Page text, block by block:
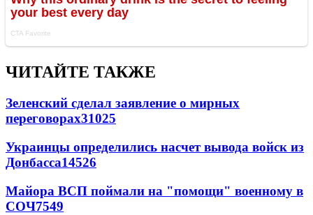
ЧИТАЙТЕ ТАКЖЕ
Зеленский сделал заявление о мирных
переговорах31025
Украинцы определились насчет вывода войск из
Донбасса14526
Майора ВСП поймали на "помощи" военному в
СОЧ7549